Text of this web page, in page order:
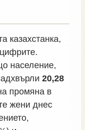
казахстанка,
население,
20,28
промяна в
жени днес